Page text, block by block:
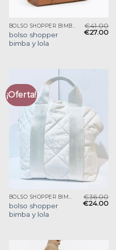
BOLSO SHOPPER BIMBA Y LOLA
bolso shopper
bimba y lola
€41.00
€27.00
¡Oferta!
BOLSO SHOPPER BIMBA Y LOLA
bolso shopper
bimba y lola
€36.00
€24.00